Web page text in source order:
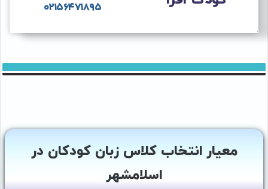
۰۲۱۵۶۴۷۱۸۹۵
معیار انتخاب کلاس زبان کودکان در
اسلامشهر